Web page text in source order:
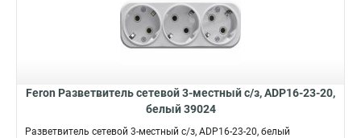
Feron Разветвитель сетевой 3-местный с/з, ADP16-23-20,
белый 39024
Разветвитель сетевой 3-местный с/з, ADP16-23-20, белый